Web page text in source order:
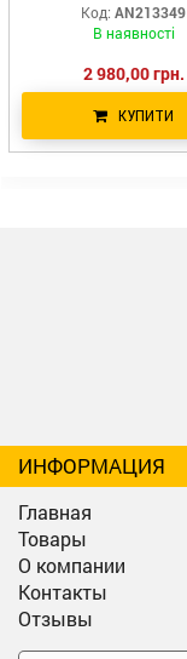
Код: AN213349
В наявності
2 980,00 грн.
КУПИТИ
ИНФОРМАЦИЯ
Главная
Товары
О компании
Контакты
Отзывы